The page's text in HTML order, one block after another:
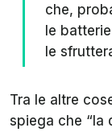
che,
le
le
Tra le altre
spiega che “la